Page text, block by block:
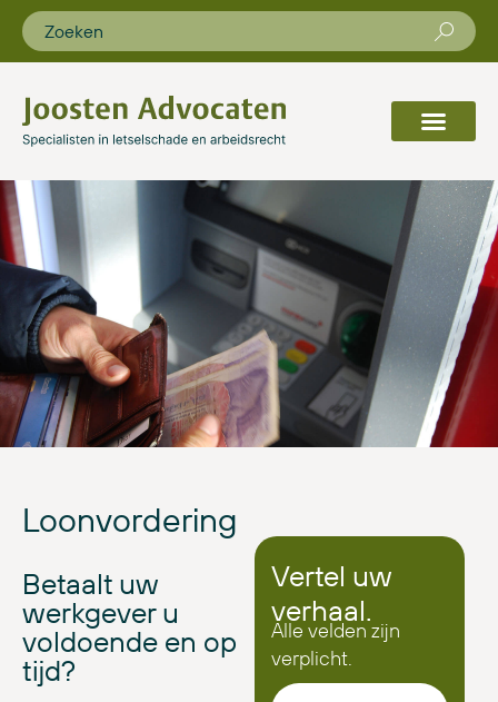
Loonvordering
Betaalt uw
werkgever u
voldoende en op
tijd?
Vertel uw
verhaal.
Alle velden zijn
verplicht.